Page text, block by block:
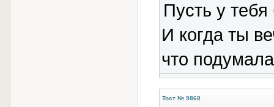
Пусть у
И когда ты
что
Тост № 9868